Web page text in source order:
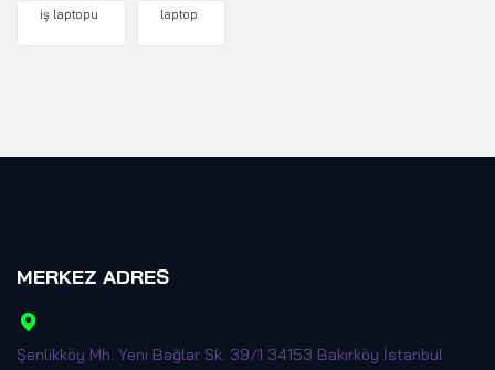
iş laptopu laptop
MERKEZ ADRES
Şenlikköy Mh. Yeni Bağlar Sk. 39/1 34153 Bakırköy İstanbul